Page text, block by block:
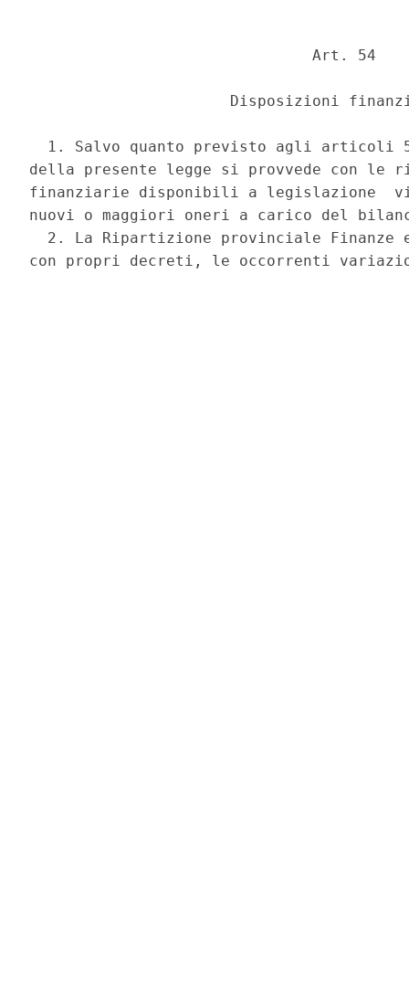
                               Art. 54
Disposizioni
1. Salvo quanto previsto agli articoli
della presente legge si provvede con le
finanziarie disponibili a legislazione
nuovi o maggiori oneri a carico del
2. La Ripartizione provinciale Finanze